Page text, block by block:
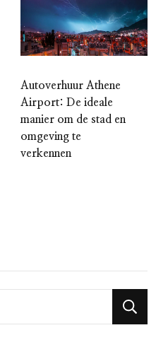
Autoverhuur Athene
Airport: De ideale
manier om de stad en
omgeving te
verkennen